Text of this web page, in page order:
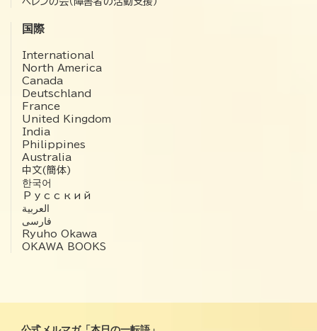
国際
International
North America
Canada
Deutschland
France
United Kingdom
India
Philippines
Australia
中文(簡体)
한국어
Русский
العربية‏
فارسی
Ryuho Okawa
OKAWA BOOKS